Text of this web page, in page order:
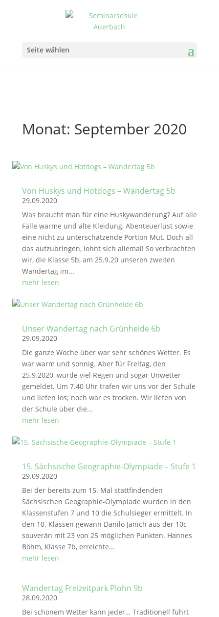
Seite wählen
Monat: September 2020
Von Huskys und Hotdogs – Wandertag 5b
29.09.2020
Was braucht man für eine Huskywanderung? Auf alle
Fälle warme und alte Kleidung, Abenteuerlust sowie
eine nicht zu unterschätzende Portion Mut. Doch all
das aufzubringen, lohnt sich allemal! So verbrachten
wir, die Klasse 5b, am 25.9.20 unseren zweiten
Wandertag im...
mehr lesen
Unser Wandertag nach Grünheide 6b
29.09.2020
Die ganze Woche über war sehr schönes Wetter. Es
war warm und sonnig. Aber für Freitag, den
25.9.2020, wurde viel Regen und sogar Unwetter
gemeldet. Um 7.40 Uhr trafen wir uns vor der Schule
und liefen los; noch war es trocken. Wir liefen von
der Schule über die...
mehr lesen
15. Sächsische Geographie-Olympiade – Stufe 1
29.09.2020
Bei der bereits zum 15. Mal stattfindenden
Sächsischen Geographie-Olympiade wurden in den
Klassenstufen 7 und 10 die Schulsieger ermittelt. In
den 10. Klassen gewann Danilo Janich aus der 10c
souverän mit 23 von 25 möglichen Punkten. Hannes
Böhm, Klasse 7b, erreichte...
mehr lesen
Wandertag Freizeitpark Plohn 9b
28.09.2020
Bei schönem Wetter kann jeder… Traditionell führt